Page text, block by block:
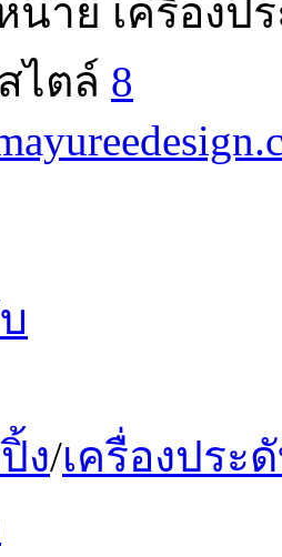
น่าย เครื่องป
ไตล์ 8
ง/เครื่องปร